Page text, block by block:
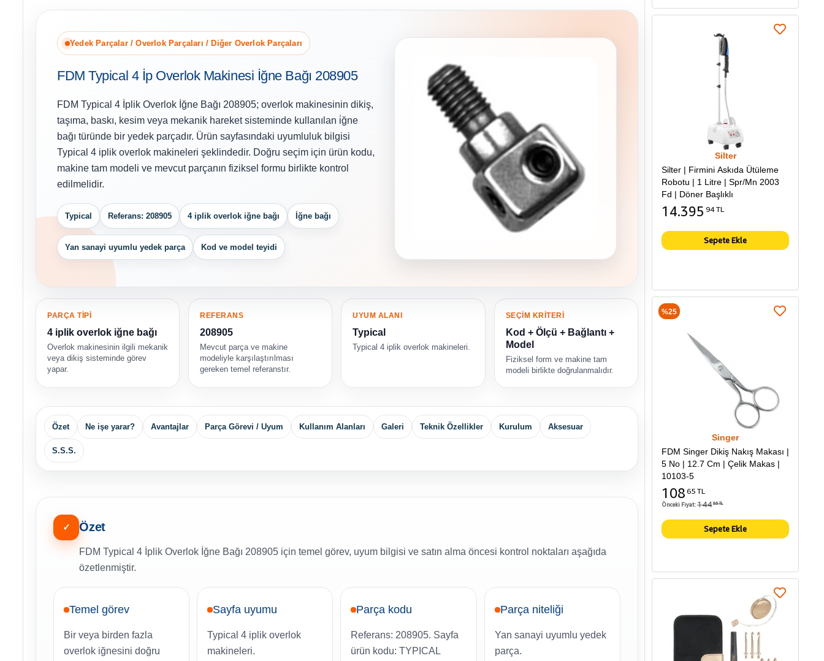
Yedek Parçalar / Overlok Parçaları / Diğer Overlok Parçaları
FDM Typical 4 İp Overlok Makinesi İğne Bağı 208905
FDM Typical 4 İplik Overlok İğne Bağı 208905; overlok makinesinin dikiş,
taşıma, baskı, kesim veya mekanik hareket sisteminde kullanılan i̇ğne
bağı türünde bir yedek parçadır. Ürün sayfasındaki uyumluluk bilgisi
Typical 4 iplik overlok makineleri şeklindedir. Doğru seçim için ürün kodu,
makine tam modeli ve mevcut parçanın fiziksel formu birlikte kontrol
edilmelidir.
Typical Referans: 208905 4 iplik overlok iğne bağı İğne bağı
Yan sanayi uyumlu yedek parça Kod ve model teyidi
PARÇA TİPİ
4 iplik overlok iğne bağı
Overlok makinesinin ilgili mekanik
veya dikiş sisteminde görev
yapar.
REFERANS
208905
Mevcut parça ve makine
modeliyle karşılaştırılması
gereken temel referanstır.
UYUM ALANI
Typical
Typical 4 iplik overlok makineleri.
SEÇİM KRİTERİ
Kod + Ölçü + Bağlantı +
Model
Fiziksel form ve makine tam
modeli birlikte doğrulanmalıdır.
Özet Ne işe yarar? Avantajlar Parça Görevi / Uyum Kullanım Alanları Galeri Teknik Özellikler Kurulum Aksesuar
S.S.S.
✓ Özet
FDM Typical 4 İplik Overlok İğne Bağı 208905 için temel görev, uyum bilgisi ve satın alma öncesi kontrol noktaları aşağıda
özetlenmiştir.
Temel görev
Bir veya birden fazla
overlok iğnesini doğru
Sayfa uyumu
Typical 4 iplik overlok
makineleri.
Parça kodu
Referans: 208905. Sayfa
ürün kodu: TYPICAL
Parça niteliği
Yan sanayi uyumlu yedek
parça.
Silter
Silter | Firmini Askıda Ütüleme
Robotu | 1 Litre | Spr/Mn 2003
Fd | Döner Başlıklı
14.395 94 TL
Sepete Ekle
Singer
FDM Singer Dikiş Nakış Makası |
5 No | 12.7 Cm | Çelik Makas |
10103-5
108 65 TL
Önceki Fiyat:144 86 TL
Sepete Ekle
%25